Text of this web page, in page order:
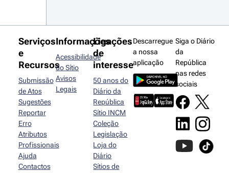
Serviços
e
Recursos
Submissão
de Atos
Sugestões
Reportar
Erro
Atributos
Profissionais
Ajuda
Contactos
Informações
Acessibilidade
do Sítio
Avisos
Legais
Ligações
de
interesse
50 anos do
Diário da
República
Sítio INCM
Coleção
Legislação
Loja do
Diário
Sítios de
Descarregue
a nossa
aplicação
Siga o Diário
da
República
nas redes
sociais